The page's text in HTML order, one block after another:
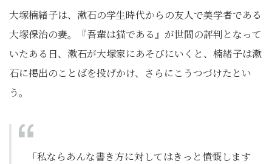
大塚楠緒子は、漱石の学生時代からの友人で美学者である
大塚保治の妻。『吾輩は猫である』が世間の評判となって
いたある日、漱石が大塚家にあそびにいくと、楠緒子は漱
石に掲出のことばを投げかけ、さらにこうつづけたとい
う。
「私ならあんな書き方に対してはきっと憤慨します